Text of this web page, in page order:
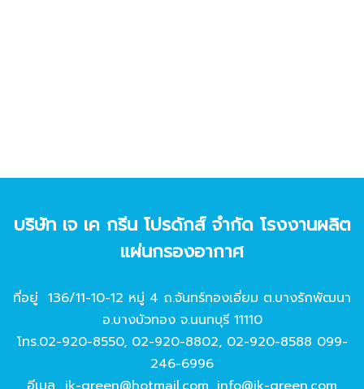
บริษัท เจ เค กรีน โปรดักส์ จํากัด โรงงานผลิต
แผ่นกรองอากาศ
ที่อยู่ 136/11-10-12 หมู่ 4 ถ.จันทร์ทองเอี่ยม ต.บางรักพัฒนา
อ.บางบัวทอง จ.นนทบุรี 11110
โทร.02-920-8550, 02-920-8802, 02-920-8588 099-
246-6996